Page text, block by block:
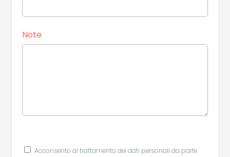
Note
Acconsento al trattamento dei dati personali da parte